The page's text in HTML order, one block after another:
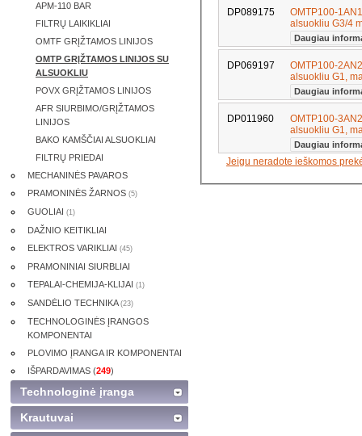
DP089175
OMTP100-
alsuokliu G3/4
Daugiau
DP069197
OMTP100-
alsuokliu G1,
Daugiau
DP011960
OMTP100-
alsuokliu G1,
Daugiau
Jeigu neradote ieškomos
APM-110 BAR
FILTRŲ LAIKIKLIAI
OMTF GRĮŽTAMOS LINIJOS
OMTP GRĮŽTAMOS LINIJOS SU
ALSUOKLIU
POVX GRĮŽTAMOS LINIJOS
AFR SIURBIMO/GRĮŽTAMOS
LINIJOS
BAKO KAMŠČIAI ALSUOKLIAI
FILTRŲ PRIEDAI
MECHANINĖS PAVAROS
PRAMONINĖS ŽARNOS (5)
GUOLIAI (1)
DAŽNIO KEITIKLIAI
ELEKTROS VARIKLIAI (45)
PRAMONINIAI SIURBLIAI
TEPALAI-CHEMIJA-KLIJAI (1)
SANDĖLIO TECHNIKA (23)
TECHNOLOGINĖS ĮRANGOS
KOMPONENTAI
PLOVIMO ĮRANGA IR KOMPONENTAI
IŠPARDAVIMAS (249)
Technologinė įranga
Krautuvai